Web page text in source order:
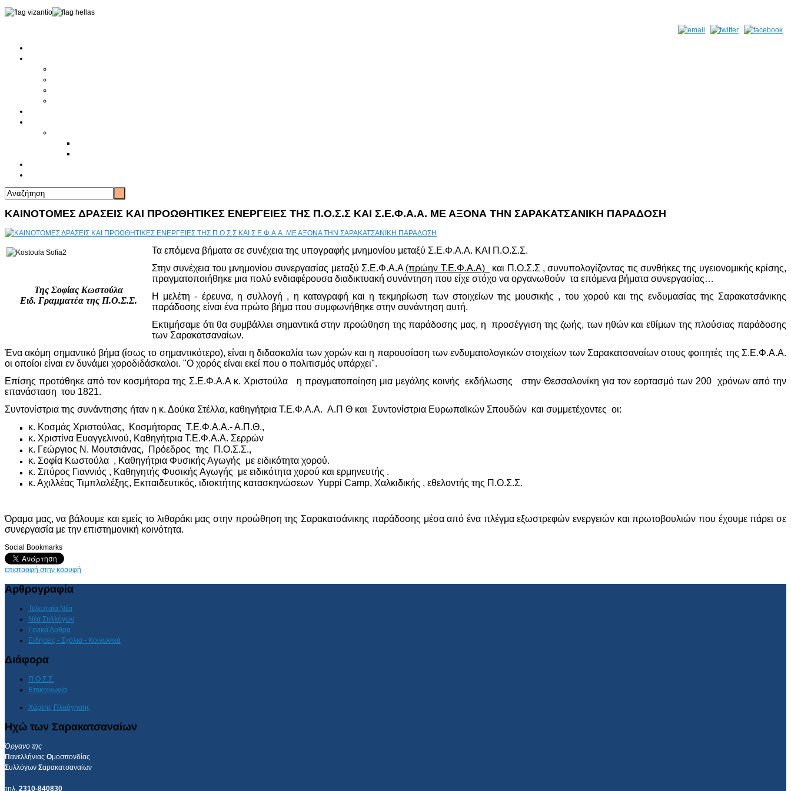
ΚΑΙΝΟΤΟΜΕΣ ΔΡΑΣΕΙΣ ΚΑΙ ΠΡΟΩΘΗΤΙΚΕΣ ΕΝΕΡΓΕΙΕΣ ΤΗΣ Π.Ο.Σ.Σ ΚΑΙ Σ.Ε.Φ.Α.Α. ΜΕ ΑΞΟΝΑ ΤΗΝ ΣΑΡΑΚΑΤΣΑΝΙΚΗ ΠΑΡΑΔΟΣΗ
Της Σοφίας Κωστούλα
Ειδ. Γραμματέα της Π.Ο.Σ.Σ.
Τα επόμενα βήματα σε συνέχεια της υπογραφής μνημονίου μεταξύ Σ.Ε.Φ.Α.Α. ΚΑΙ Π.Ο.Σ.Σ.
Στην συνέχεια του μνημονίου συνεργασίας μεταξύ Σ.Ε.Φ.Α.Α (πρώην Τ.Ε.Φ.Α.Α)
και Π.Ο.Σ.Σ , συνυπολογίζοντας τις συνθήκες της υγειονομικής κρίσης,
πραγματοποιήθηκε μια πολύ ενδιαφέρουσα διαδικτυακή συνάντηση που είχε στόχο να οργανωθούν τα επόμενα βήματα συνεργασίας…
Η μελέτη - έρευνα, η συλλογή , η καταγραφή και η τεκμηρίωση των στοιχείων της μουσικής , του χορού και της ενδυμασίας της Σαρακατσάνικης
παράδοσης είναι ένα πρώτο βήμα που συμφωνήθηκε στην συνάντηση αυτή.
Εκτιμήσαμε ότι θα συμβάλλει σημαντικά στην προώθηση της παράδοσης μας, η προσέγγιση της ζωής, των ηθών και εθίμων της πλούσιας παράδοσης
των Σαρακατσαναίων.
Ένα ακόμη σημαντικό βήμα (ίσως το σημαντικότερο), είναι η διδασκαλία των χορών και η παρουσίαση των ενδυματολογικών στοιχείων των Σαρακατσαναίων στους φοιτητές της Σ.Ε.Φ.Α.Α.
οι οποίοι είναι εν δυνάμει χοροδιδάσκαλοι. "Ο χορός είναι εκεί που ο πολιτισμός υπάρχει".
Επίσης προτάθηκε από τον κοσμήτορα της Σ.Ε.Φ.Α.Α κ. Χριστούλα η πραγματοποίηση μια μεγάλης κοινής εκδήλωσης στην Θεσσαλονίκη για τον εορτασμό των 200 χρόνων από την
επανάσταση του 1821.
Συντονίστρια της συνάντησης ήταν η κ. Δούκα Στέλλα, καθηγήτρια Τ.Ε.Φ.Α.Α. Α.Π Θ και Συντονίστρια Ευρωπαϊκών Σπουδών και συμμετέχοντες οι:
κ. Κοσμάς Χριστούλας, Κοσμήτορας Τ.Ε.Φ.Α.Α.- Α.Π.Θ.,
κ. Χριστίνα Ευαγγελινού, Καθηγήτρια Τ.Ε.Φ.Α.Α. Σερρών
κ. Γεώργιος Ν. Μουτσιάνας, Πρόεδρος της Π.Ο.Σ.Σ.,
κ. Σοφία Κωστούλα , Καθηγήτρια Φυσικής Αγωγής με ειδικότητα χορού.
κ. Σπύρος Γιαννιός , Καθηγητής Φυσικής Αγωγής με ειδικότητα χορού και ερμηνευτής .
κ. Αχιλλέας Τιμπλαλέξης, Εκπαιδευτικός, ιδιοκτήτης κατασκηνώσεων Yuppi Camp, Χαλκιδικής , εθελοντής της Π.Ο.Σ.Σ.
Όραμα μας, να βάλουμε και εμείς το λιθαράκι μας στην προώθηση της Σαρακατσάνικης παράδοσης μέσα από ένα πλέγμα εξωστρεφών ενεργειών και πρωτοβουλιών που έχουμε πάρει σε
συνεργασία με την επιστημονική κοινότητα.
Social Bookmarks
επιστροφή στην κορυφή
Αρθρογραφία
Τελευταία Νέα
Νέα Συλλόγων
Γενικά Άρθρα
Ειδήσεις - Σχόλια - Κοινωνικά
Διάφορα
Π.Ο.Σ.Σ.
Επικοινωνία
Χάρτης Πλοήγησης
Ηχώ των Σαρακατσαναίων
Όργανο της
Πανελλήνιας Ομοσπονδίας
Συλλόγων Σαρακατσαναίων
τηλ. 2310-840830